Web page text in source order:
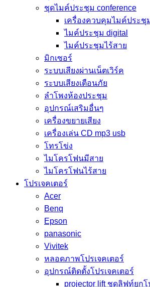
ชุดไมค์ประชุม conference
เครื่องควบคุมไมค์ประชุ
ไมค์ประชุม digital
ไมค์ประชุมไร้สาย
มิกเซอร์
ระบบเสียงผ่านเน็ตเวิร์ค
ระบบเสียงเตือนภัย
ลำโพงห้องประชุม
อุปกรณ์เสริมอื่นๆ
เครื่องขยายเสียง
เครื่องเล่น CD mp3 usb
โทรโข่ง
ไมโครโฟนมีสาย
ไมโครโฟนไร้สาย
โปรเจคเตอร์
Acer
Benq
Epson
panasonic
Vivitek
หลอดภาพโปรเจคเตอร์
อุปกรณ์ติดตั้งโปรเจคเตอร์
projector lift ชุดลิฟท์ยกโ